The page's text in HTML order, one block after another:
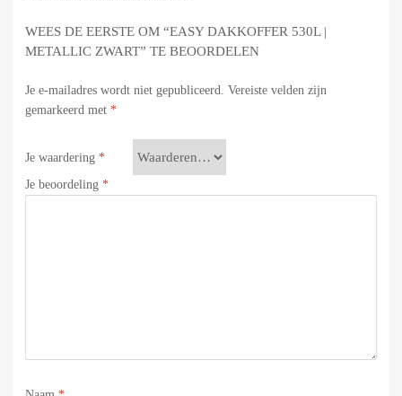
WEES DE EERSTE OM “EASY DAKKOFFER 530L |
METALLIC ZWART” TE BEOORDELEN
Je e-mailadres wordt niet gepubliceerd. Vereiste velden zijn
gemarkeerd met *
Je waardering *
Je beoordeling *